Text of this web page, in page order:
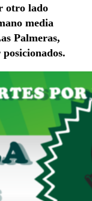
otro lado
media
Palmeras,